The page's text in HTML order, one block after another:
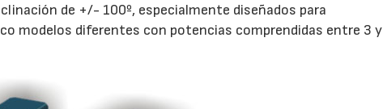
de +/- 100º, especialmente diseñados para
modelos diferentes con potencias comprendidas entre 3 y